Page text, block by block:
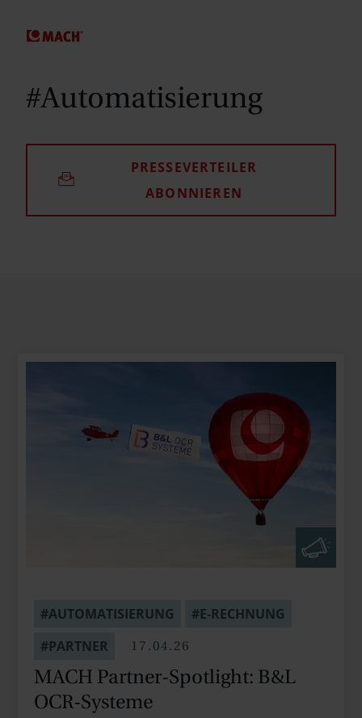
#Automatisierung
PRESSEVERTEILER
ABONNIEREN
#AUTOMATISIERUNG
#E-RECHNUNG
#PARTNER
17.04.26
MACH Partner-Spotlight: B&L
OCR-Systeme